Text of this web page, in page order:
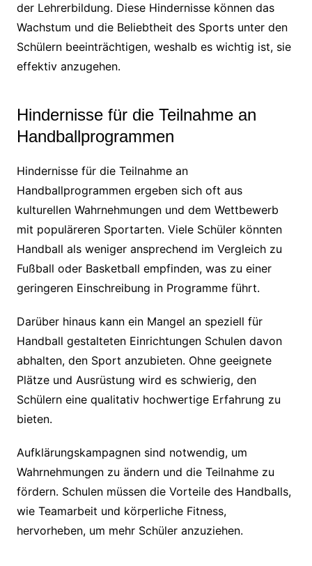
der Lehrerbildung. Diese Hindernisse können das
Wachstum und die Beliebtheit des Sports unter den
Schülern beeinträchtigen, weshalb es wichtig ist, sie
effektiv anzugehen.
Hindernisse für die Teilnahme an
Handballprogrammen
Hindernisse für die Teilnahme an
Handballprogrammen ergeben sich oft aus
kulturellen Wahrnehmungen und dem Wettbewerb
mit populäreren Sportarten. Viele Schüler könnten
Handball als weniger ansprechend im Vergleich zu
Fußball oder Basketball empfinden, was zu einer
geringeren Einschreibung in Programme führt.
Darüber hinaus kann ein Mangel an speziell für
Handball gestalteten Einrichtungen Schulen davon
abhalten, den Sport anzubieten. Ohne geeignete
Plätze und Ausrüstung wird es schwierig, den
Schülern eine qualitativ hochwertige Erfahrung zu
bieten.
Aufklärungskampagnen sind notwendig, um
Wahrnehmungen zu ändern und die Teilnahme zu
fördern. Schulen müssen die Vorteile des Handballs,
wie Teamarbeit und körperliche Fitness,
hervorheben, um mehr Schüler anzuziehen.